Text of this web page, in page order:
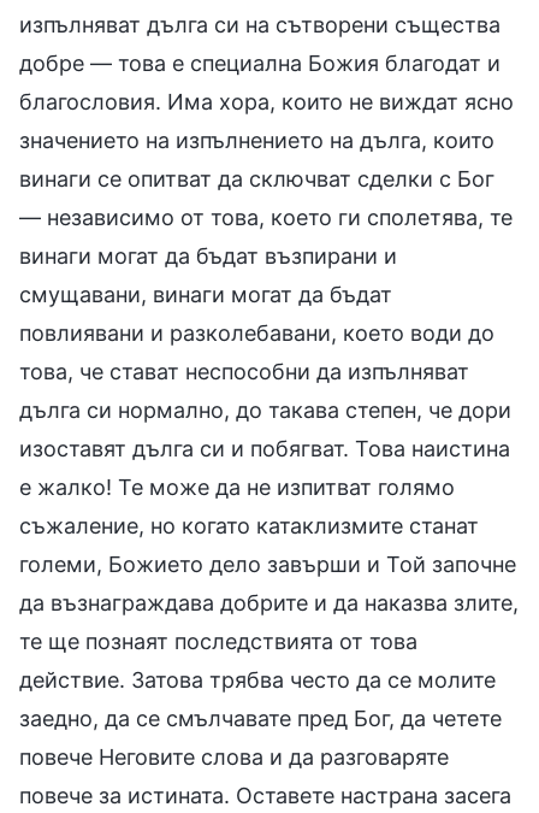
изпълняват дълга си на сътворени същества
добре — това е специална Божия благодат и
благословия. Има хора, които не виждат ясно
значението на изпълнението на дълга, които
винаги се опитват да сключват сделки с Бог
— независимо от това, което ги сполетява, те
винаги могат да бъдат възпирани и
смущавани, винаги могат да бъдат
повлиявани и разколебавани, което води до
това, че стават неспособни да изпълняват
дълга си нормално, до такава степен, че дори
изоставят дълга си и побягват. Това наистина
е жалко! Те може да не изпитват голямо
съжаление, но когато катаклизмите станат
големи, Божието дело завърши и Той започне
да възнаграждава добрите и да наказва злите,
те ще познаят последствията от това
действие. Затова трябва често да се молите
заедно, да се смълчавате пред Бог, да четете
повече Неговите слова и да разговаряте
повече за истината. Оставете настрана засега